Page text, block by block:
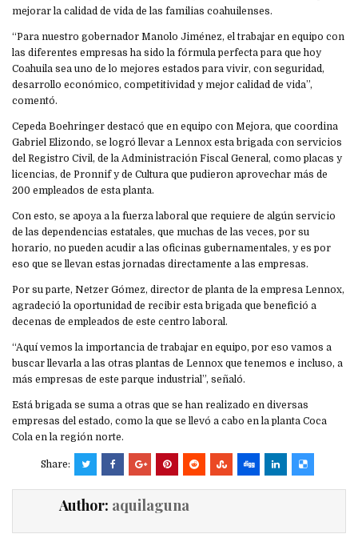
mejorar la calidad de vida de las familias coahuilenses.
“Para nuestro gobernador Manolo Jiménez, el trabajar en equipo con
las diferentes empresas ha sido la fórmula perfecta para que hoy
Coahuila sea uno de lo mejores estados para vivir, con seguridad,
desarrollo económico, competitividad y mejor calidad de vida”,
comentó.
Cepeda Boehringer destacó que en equipo con Mejora, que coordina
Gabriel Elizondo, se logró llevar a Lennox esta brigada con servicios
del Registro Civil, de la Administración Fiscal General, como placas y
licencias, de Pronnif y de Cultura que pudieron aprovechar más de
200 empleados de esta planta.
Con esto, se apoya a la fuerza laboral que requiere de algún servicio
de las dependencias estatales, que muchas de las veces, por su
horario, no pueden acudir a las oficinas gubernamentales, y es por
eso que se llevan estas jornadas directamente a las empresas.
Por su parte, Netzer Gómez, director de planta de la empresa Lennox,
agradeció la oportunidad de recibir esta brigada que benefició a
decenas de empleados de este centro laboral.
“Aquí vemos la importancia de trabajar en equipo, por eso vamos a
buscar llevarla a las otras plantas de Lennox que tenemos e incluso, a
más empresas de este parque industrial”, señaló.
Está brigada se suma a otras que se han realizado en diversas
empresas del estado, como la que se llevó a cabo en la planta Coca
Cola en la región norte.
Share:
Author: aquilaguna